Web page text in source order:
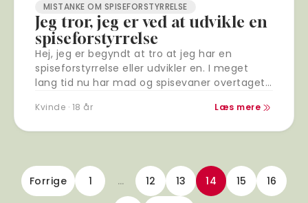
MISTANKE OM SPISEFORSTYRRELSE
Jeg tror, jeg er ved at udvikle en
spiseforstyrrelse
Hej, jeg er begyndt at tro at jeg har en
spiseforstyrrelse eller udvikler en. I meget
lang tid nu har mad og spisevaner overtaget
Kvinde · 18 år Læs mere
Forrige 1 … 12 13 14 15 16